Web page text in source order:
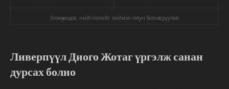
Энэхүү мэдээ, нийтлэлийг хиймэл оюун боловсруулав.
Ливерпүүл Диого Жотаг үргэлж санан
дурсах болно